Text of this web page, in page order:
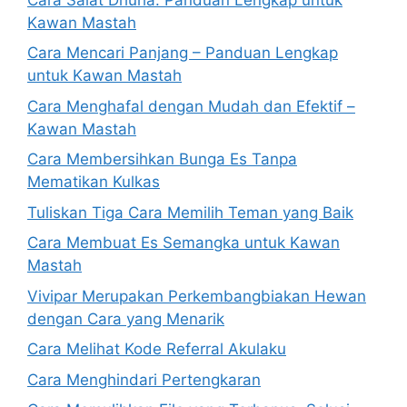
Kawan Mastah
Cara Mencari Panjang – Panduan Lengkap
untuk Kawan Mastah
Cara Menghafal dengan Mudah dan Efektif –
Kawan Mastah
Cara Membersihkan Bunga Es Tanpa
Mematikan Kulkas
Tuliskan Tiga Cara Memilih Teman yang Baik
Cara Membuat Es Semangka untuk Kawan
Mastah
Vivipar Merupakan Perkembangbiakan Hewan
dengan Cara yang Menarik
Cara Melihat Kode Referral Akulaku
Cara Menghindari Pertengkaran